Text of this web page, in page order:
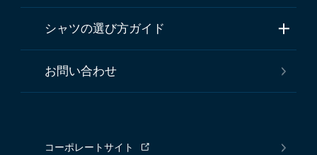
シャツの選び方ガイド
お問い合わせ
コーポレートサイト